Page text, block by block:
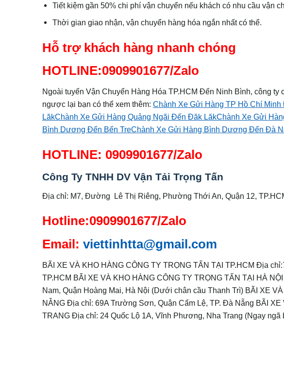
Tiết kiệm gần 50% chi phí vận chuyển nếu khách có nhu cầu vận
Thời gian giao nhận, vận chuyển hàng hóa ngắn nhất có thể.
Hỗ trợ khách hàng nhanh chóng
HOTLINE:0909901677/Zalo
Ngoài tuyến Vận Chuyển Hàng Hóa TP.HCM Đến Ninh Bình, công ty
ngược lại bạn có thể xem thêm: Chành Xe Gửi Hàng TP Hồ Chí Minh
LăkChành Xe Gửi Hàng Quảng Ngãi Đến Đăk LăkChành Xe Gửi
Bình Dương Đến Bến TreChành Xe Gửi Hàng Bình Dương Đến Đà
HOTLINE: 0909901677/Zalo
Công Ty TNHH DV Vận Tải Trọng Tấn
Địa chỉ: M7, Đường Lê Thị Riêng, Phường Thới An, Quận 12,
Hotline:0909901677/Zalo
Email: viettinhtta@gmail.com
BÃI XE VÀ KHO HÀNG CÔNG TY TRỌNG TẤN TẠI TP.HCM Địa
TP.HCM BÃI XE VÀ KHO HÀNG CÔNG TY TRỌNG TẤN TẠI HÀ
Nam, Quận Hoàng Mai, Hà Nội (Dưới chân cầu Thanh Trì) BÃI XE
NẴNG Địa chỉ: 69A Trường Sơn, Quận Cẩm Lệ, TP. Đà Nẵng BÃI
TRANG Địa chỉ: 24 Quốc Lộ 1A, Vĩnh Phương, Nha Trang (Ngay ngã